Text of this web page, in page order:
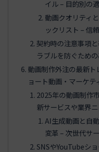
イル – 目的別の
動画クオリティ
ックリスト – 信
契約時の注意事項
ラブルを防ぐため
動画制作外注の最新
ョート動画・マーケ
2025年の動画制作
新サービスや業界
AI生成動画と自
変革 – 次世代サ
SNSやYouTubeシ